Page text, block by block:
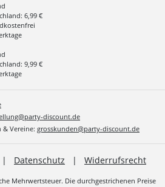
6,99 €
9,99 €
discount.de
Vereine: grosskunden@party-discount.de
| Datenschutz | Widerrufsrecht
Mehrwertsteuer. Die durchgestrichenen Preise